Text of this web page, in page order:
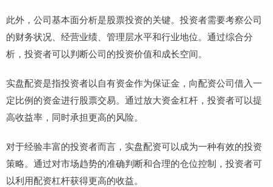
此外，公司基本面分析是股票投资的关键。投资者需要考察公司
的财务状况、经营业绩、管理层水平和行业地位。通过综合分
析，投资者可以判断公司的投资价值和成长空间。
实盘配资是指投资者以自有资金作为保证金，向配资公司借入一
定比例的资金进行股票交易。通过放大资金杠杆，投资者可以提
高收益率，同时承担更高的风险。
对于经验丰富的投资者而言，实盘配资可以成为一种有效的投资
策略。通过对市场趋势的准确判断和合理的仓位控制，投资者可
以利用配资杠杆获得更高的收益。